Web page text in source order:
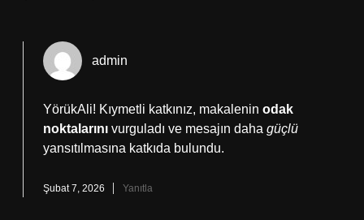
admin
YörükAli! Kıymetli katkınız, makalenin odak
noktalarını vurguladı ve mesajın daha güçlü
yansıtılmasına katkıda bulundu.
Şubat 7, 2026 Yanıtla